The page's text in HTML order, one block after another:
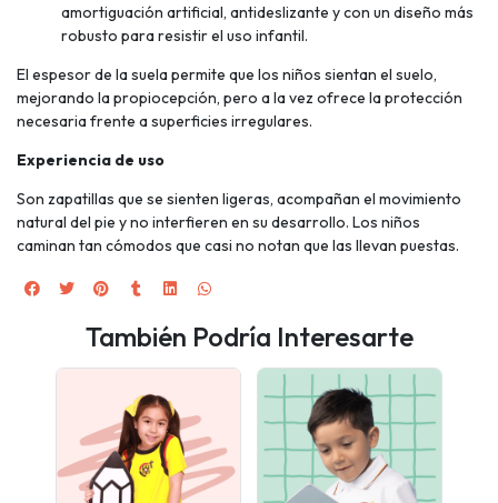
amortiguación artificial, antideslizante y con un diseño más
robusto para resistir el uso infantil.
El espesor de la suela permite que los niños sientan el suelo,
mejorando la propiocepción, pero a la vez ofrece la protección
necesaria frente a superficies irregulares.
Experiencia de uso
Son zapatillas que se sienten ligeras, acompañan el movimiento
natural del pie y no interfieren en su desarrollo. Los niños
caminan tan cómodos que casi no notan que las llevan puestas.
También Podría Interesarte